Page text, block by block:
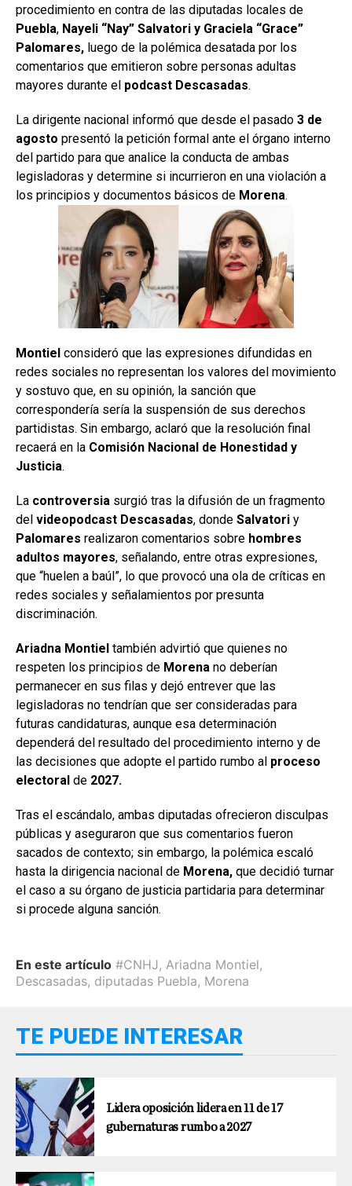
procedimiento en contra de las diputadas locales de
Puebla, Nayeli “Nay” Salvatori y Graciela “Grace”
Palomares, luego de la polémica desatada por los
comentarios que emitieron sobre personas adultas
mayores durante el podcast Descasadas.
La dirigente nacional informó que desde el pasado 3 de
agosto presentó la petición formal ante el órgano interno
del partido para que analice la conducta de ambas
legisladoras y determine si incurrieron en una violación a
los principios y documentos básicos de Morena.
Montiel consideró que las expresiones difundidas en
redes sociales no representan los valores del movimiento
y sostuvo que, en su opinión, la sanción que
correspondería sería la suspensión de sus derechos
partidistas. Sin embargo, aclaró que la resolución final
recaerá en la Comisión Nacional de Honestidad y
Justicia.
La controversia surgió tras la difusión de un fragmento
del videopodcast Descasadas, donde Salvatori y
Palomares realizaron comentarios sobre hombres
adultos mayores, señalando, entre otras expresiones,
que “huelen a baúl”, lo que provocó una ola de críticas en
redes sociales y señalamientos por presunta
discriminación.
Ariadna Montiel también advirtió que quienes no
respeten los principios de Morena no deberían
permanecer en sus filas y dejó entrever que las
legisladoras no tendrían que ser consideradas para
futuras candidaturas, aunque esa determinación
dependerá del resultado del procedimiento interno y de
las decisiones que adopte el partido rumbo al proceso
electoral de 2027.
Tras el escándalo, ambas diputadas ofrecieron disculpas
públicas y aseguraron que sus comentarios fueron
sacados de contexto; sin embargo, la polémica escaló
hasta la dirigencia nacional de Morena, que decidió turnar
el caso a su órgano de justicia partidaria para determinar
si procede alguna sanción.
En este artículo #CNHJ, Ariadna Montiel,
Descasadas, diputadas Puebla, Morena
TE PUEDE INTERESAR
Lidera oposición lidera en 11 de 17
gubernaturas rumbo a 2027